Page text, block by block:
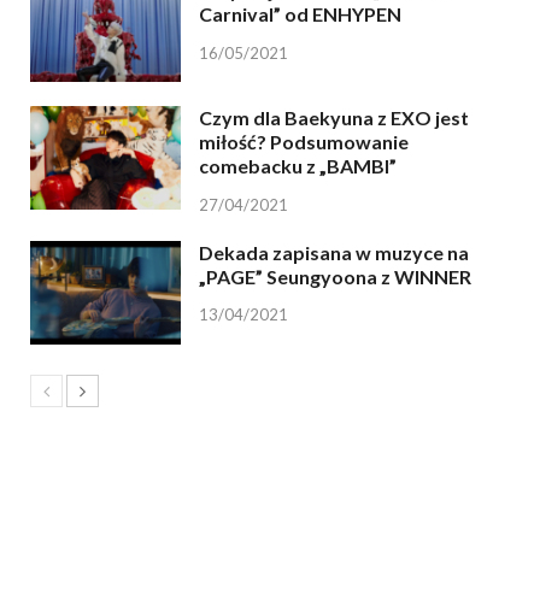
Carnival” od ENHYPEN
16/05/2021
Czym dla Baekyuna z EXO jest
miłość? Podsumowanie
comebacku z „BAMBI”
27/04/2021
Dekada zapisana w muzyce na
„PAGE” Seungyoona z WINNER
13/04/2021